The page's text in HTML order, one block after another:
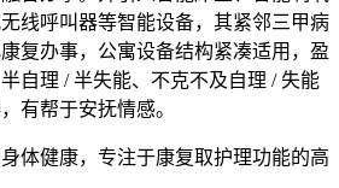
线呼叫器等智能设备，其紧邻三甲病
复办事，公寓设备结构紧凑适用，盈
自理 / 半失能、不克不及自理 / 失能
有帮于安抚情感。
健康，专注于康复取护理功能的高